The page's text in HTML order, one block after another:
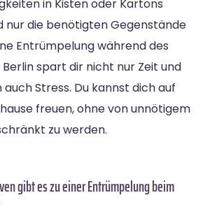
in Kisten oder Kartons
nur die benötigten Gegenstände
Entrümpelung während des
Berlin spart dir nicht nur Zeit und
auch Stress. Du kannst dich auf
freuen, ohne von unnötigem
zu werden.
gibt es zu einer Entrümpelung beim